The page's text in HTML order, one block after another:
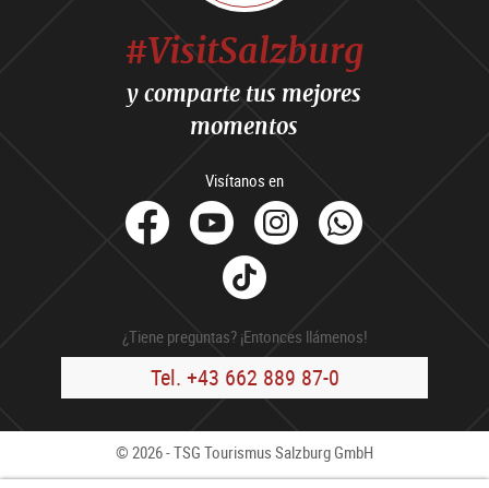
#VisitSalzburg
y comparte tus mejores
momentos
Visítanos en
facebook
YoutubeInstagram
Tik
Tok
¿Tiene preguntas? ¡Entonces llámenos!
Tel. +43 662 889 87-0
© 2026 - TSG Tourismus Salzburg GmbH